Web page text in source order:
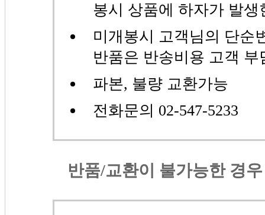
봉시 상품에 하자가 발
미개봉시 고객님의 단순
반품은 반송비용 고객
파본, 불량 교환가능
전화문의 02-547-5233
반품/교환이 불가능한 경우